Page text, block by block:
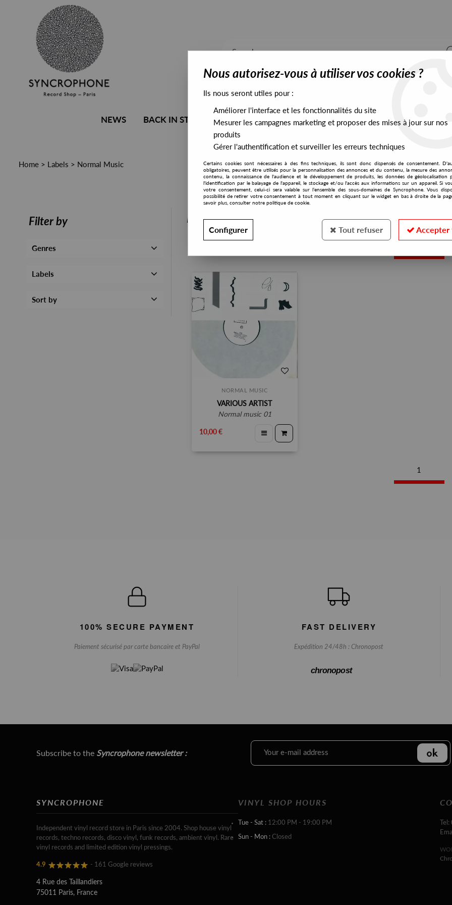
NEWS BACK IN STOCK ALL STOCK EXCLUSIVES PRESALES EXCLUSIVES
Home > Labels > Normal Music
Filter by
Genres
Labels
Sort by
PRESALES EXCLUSIVES
NORMAL MUSIC
VARIOUS ARTIST
normal music 01
10,00 €
1
100% SECURE PAYMENT
Paiement sécurisé par carte bancaire et PayPal
FAST DELIVERY
Expédition 24/48h : Chronopost
chronopost
Subscribe to the Syncrophone newsletter :
SYNCROPHONE
Independent vinyl record store in Paris since 2004. Shop house vinyl
records, techno records, disco vinyl, funk records, ambient vinyl. Rare
vinyl records and limited edition vinyl pressings.
4.9 - 161 Google reviews
4 Rue des Taillandiers
75011 Paris, France
VINYL SHOP HOURS
Tue - Sat : 12:00 PM - 19:00 PM
Sun - Mon : Closed
Nous autorisez-vous à utiliser vos cookies ?
Ils nous seront utiles pour :
Améliorer l'interface et les fonctionnalités du site
Mesurer les campagnes marketing et proposer des mises à jour sur nos
produits
Gérer l'authentification et surveiller les erreurs techniques
Certains cookies sont nécessaires à des fins techniques, ils sont donc dispensés de consentement.
obligatoires, peuvent être utilisés pour la personnalisation des annonces et du contenu, la mesure des
contenu, la connaissance de l'audience et le développement de produits, les données de géolocalisation
l'identification par le balayage de l'appareil, le stockage et/ou l'accès aux informations sur un appareil. Si
votre consentement, celui-ci sera valable sur l’ensemble des sous-domaines de Syncrophone. Vous
possibilité de retirer votre consentement à tout moment en cliquant sur le widget en bas à droite de la
savoir plus, consulter notre politique de cookie.
Configurer Tout refuser Accepter